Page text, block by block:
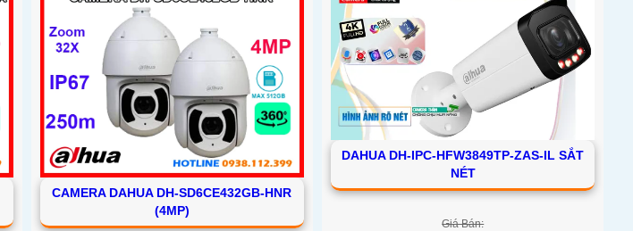
CAMERA DAHUA DH-SD6CE432GB-HNR
(4MP)
DAHUA DH-IPC-HFW3849TP-ZAS-IL SẮT
NÉT
Giá Bán: